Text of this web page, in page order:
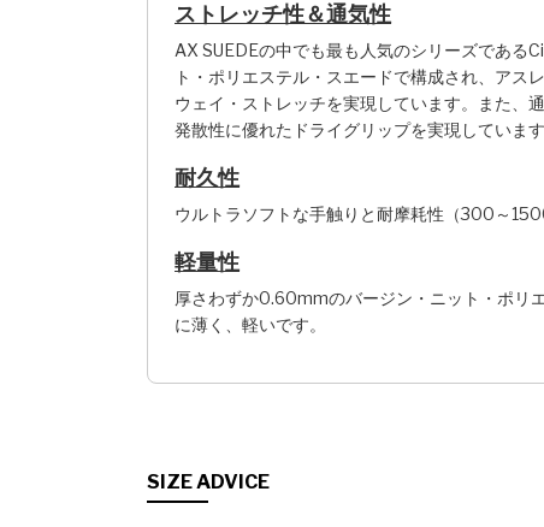
ストレッチ性＆通気性
AX SUEDEの中でも最も人気のシリーズである
ト・ポリエステル・スエードで構成され、アス
ウェイ・ストレッチを実現しています。また、
発散性に優れたドライグリップを実現しています
耐久性
ウルトラソフトな手触りと耐摩耗性（300～
軽量性
厚さわずか0.60mmのバージン・ニット・ポリ
に薄く、軽いです。
SIZE ADVICE